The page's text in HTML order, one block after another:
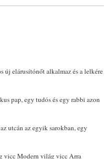
új elárusítónőt alkalmaz és a lelkére
pap, egy tudós és egy rabbi azon
utcán az egyik sarokban, egy
vicc Modern világ vicc Arra